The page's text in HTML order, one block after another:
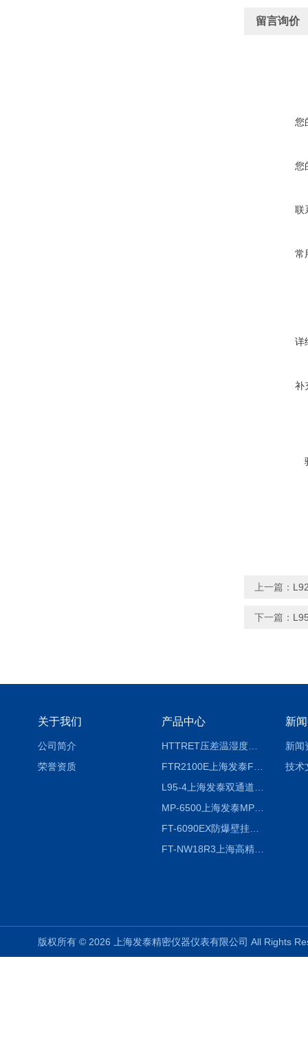
留言询价
您
您
联
常
详
补
上一篇：
下一篇：
关于我们
公司简介
荣誉资质
产品中心
HTTRET压差温湿度显示屏
MP-6500上海发泰MP-6500 压力记录器
FT-6090EX防爆壁挂式沼气分析检测仪
FT-NW18R3上海高精度温度记录仪
新
新闻
技术
版权所有 © 2026 上海发泰精密仪器仪表有限公司 All